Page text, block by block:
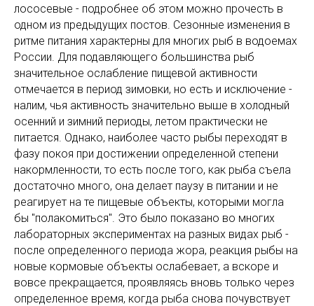
лососевые - подробнее об этом можно прочесть в
одном из предыдущих постов. Сезонные изменения в
ритме питания характерны для многих рыб в водоемах
России. Для подавляющего большинства рыб
значительное ослабление пищевой активности
отмечается в период зимовки, но есть и исключение -
налим, чья активность значительно выше в холодный
осенний и зимний периоды, летом практически не
питается. Однако, наиболее часто рыбы переходят в
фазу покоя при достижении определенной степени
накормленности, то есть после того, как рыба съела
достаточно много, она делает паузу в питании и не
реагирует на те пищевые объекты, которыми могла
бы "полакомиться". Это было показано во многих
лабораторных экспериментах на разных видах рыб -
после определенного периода жора, реакция рыбы на
новые кормовые объекты ослабевает, а вскоре и
вовсе прекращается, проявляясь вновь только через
определенное время, когда рыба снова почувствует